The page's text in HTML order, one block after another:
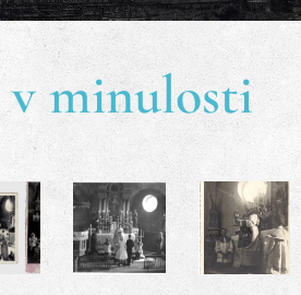
minulosti